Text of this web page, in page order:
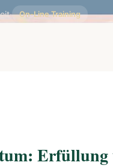
· On-Line Training
Erfüllung